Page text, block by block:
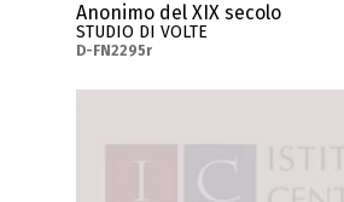
Anonimo del XIX secolo
STUDIO DI VOLTE
D-FN2295r